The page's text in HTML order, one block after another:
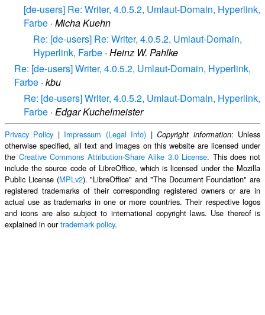
[de-users] Re: Writer, 4.0.5.2, Umlaut-Domain, Hyperlink,
Farbe · Micha Kuehn
Re: [de-users] Re: Writer, 4.0.5.2, Umlaut-Domain,
Hyperlink, Farbe · Heinz W. Pahlke
Re: [de-users] Writer, 4.0.5.2, Umlaut-Domain, Hyperlink,
Farbe · kbu
Re: [de-users] Writer, 4.0.5.2, Umlaut-Domain, Hyperlink,
Farbe · Edgar Kuchelmeister
Privacy Policy | Impressum (Legal Info) |Copyright information: Unless
otherwise specified, all text and images on this website are licensed under
the Creative Commons Attribution-Share Alike 3.0 License. This does not
include the source code of LibreOffice, which is licensed under the Mozilla
Public License (MPLv2). "LibreOffice" and "The Document Foundation" are
registered trademarks of their corresponding registered owners or are in
actual use as trademarks in one or more countries. Their respective logos
and icons are also subject to international copyright laws. Use thereof is
explained in ourtrademark policy.